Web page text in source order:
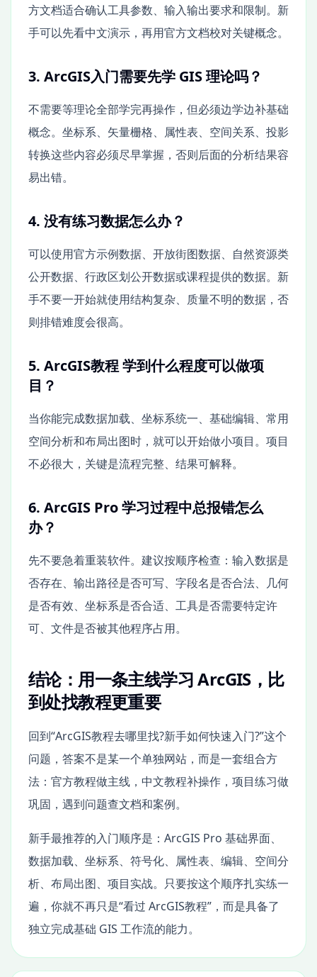
方文档适合确认工具参数、输入输出要求和限制。新
手可以先看中文演示，再用官方文档校对关键概念。
3. ArcGIS入门需要先学 GIS 理论吗？
不需要等理论全部学完再操作，但必须边学边补基础
概念。坐标系、矢量栅格、属性表、空间关系、投影
转换这些内容必须尽早掌握，否则后面的分析结果容
易出错。
4. 没有练习数据怎么办？
可以使用官方示例数据、开放街图数据、自然资源类
公开数据、行政区划公开数据或课程提供的数据。新
手不要一开始就使用结构复杂、质量不明的数据，否
则排错难度会很高。
5. ArcGIS教程 学到什么程度可以做项
目？
当你能完成数据加载、坐标系统一、基础编辑、常用
空间分析和布局出图时，就可以开始做小项目。项目
不必很大，关键是流程完整、结果可解释。
6. ArcGIS Pro 学习过程中总报错怎么
办？
先不要急着重装软件。建议按顺序检查：输入数据是
否存在、输出路径是否可写、字段名是否合法、几何
是否有效、坐标系是否合适、工具是否需要特定许
可、文件是否被其他程序占用。
结论：用一条主线学习 ArcGIS，比
到处找教程更重要
回到“ArcGIS教程去哪里找?新手如何快速入门?”这个
问题，答案不是某一个单独网站，而是一套组合方
法：官方教程做主线，中文教程补操作，项目练习做
巩固，遇到问题查文档和案例。
新手最推荐的入门顺序是：ArcGIS Pro 基础界面、
数据加载、坐标系、符号化、属性表、编辑、空间分
析、布局出图、项目实战。只要按这个顺序扎实练一
遍，你就不再只是“看过 ArcGIS教程”，而是具备了
独立完成基础 GIS 工作流的能力。